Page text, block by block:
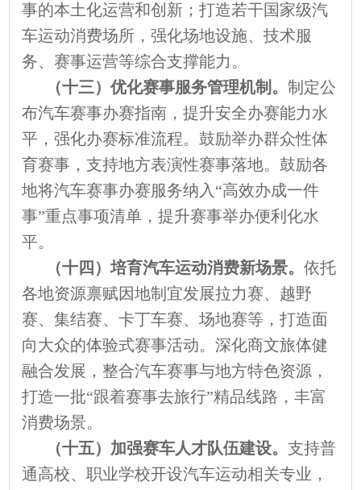
事的本土化运营和创新；打造若干国家级汽
车运动消费场所，强化场地设施、技术服
务、赛事运营等综合支撑能力。
（十三）优化赛事服务管理机制。制定公
布汽车赛事办赛指南，提升安全办赛能力水
平，强化办赛标准流程。鼓励举办群众性体
育赛事，支持地方表演性赛事落地。鼓励各
地将汽车赛事办赛服务纳入“高效办成一件
事”重点事项清单，提升赛事举办便利化水
平。
（十四）培育汽车运动消费新场景。依托
各地资源禀赋因地制宜发展拉力赛、越野
赛、集结赛、卡丁车赛、场地赛等，打造面
向大众的体验式赛事活动。深化商文旅体健
融合发展，整合汽车赛事与地方特色资源，
打造一批“跟着赛事去旅行”精品线路，丰富
消费场景。
（十五）加强赛车人才队伍建设。支持普
通高校、职业学校开设汽车运动相关专业，